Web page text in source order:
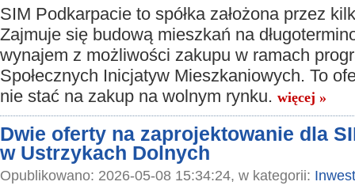
SIM Podkarpacie to spółka założona przez
Zajmuje się budową mieszkań na
wynajem z możliwości zakupu w ramach
Społecznych Inicjatyw Mieszkaniowych. To
nie stać na zakup na wolnym rynku. więcej »
Dwie oferty na zaprojektowanie dla
w Ustrzykach Dolnych
Opublikowano: 2026-05-08 15:34:24, w kategorii: